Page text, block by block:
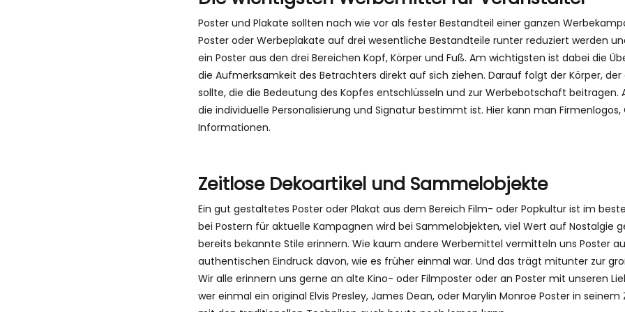
Poster und Plakate sollten nach wie vor als fester Bestandteil einer ganzen
Poster oder Werbeplakate auf drei wesentliche Bestandteile runter reduziert werden
ein Poster aus den drei Bereichen Kopf, Körper und Fuß. Am wichtigsten ist dabei die
die Aufmerksamkeit des Betrachters direkt auf sich ziehen. Darauf folgt der Körper,
sollte, die die Bedeutung des Kopfes entschlüsseln und zur Werbebotschaft
die individuelle Personalisierung und Signatur bestimmt ist. Hier kann man
Informationen.
Zeitlose Dekoartikel und Sammelobjekte
Ein gut gestaltetes Poster oder Plakat aus dem Bereich Film- oder Popkultur ist im
bei Postern für aktuelle Kampagnen wird bei Sammelobjekten, viel Wert auf Nostalgie
bereits bekannte Stile erinnern. Wie kaum andere Werbemittel vermitteln uns Poster
authentischen Eindruck davon, wie es früher einmal war. Und das trägt mitunter zur
Wir alle erinnern uns gerne an alte Kino- oder Filmposter oder an Poster mit unseren
wer einmal ein original Elvis Presley, James Dean, oder Marylin Monroe Poster in